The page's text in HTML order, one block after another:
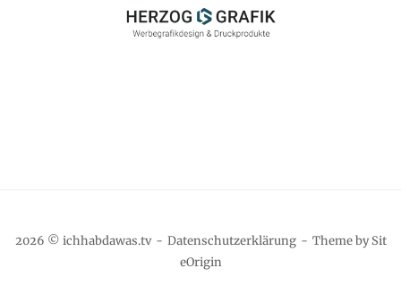
2026 © ichhabdawas.tv Datenschutzerklärung Theme bySit
eOrigin